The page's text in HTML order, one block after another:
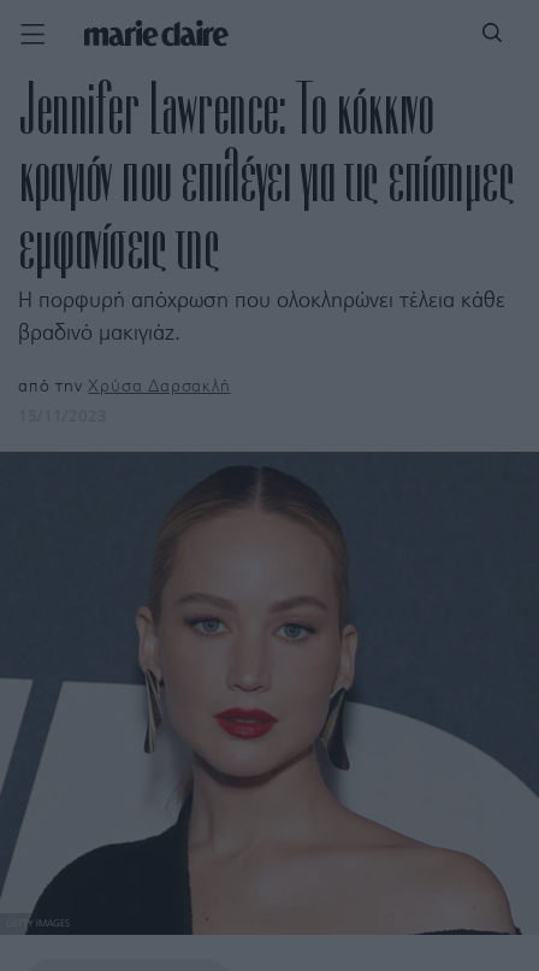
Jennifer Lawrence: Το κόκκινο
κραγιόν που επιλέγει για τις επίσημες
εμφανίσεις της
Η πορφυρή απόχρωση που ολοκληρώνει τέλεια κάθε
βραδινό μακιγιάζ.
από τηνΧρύσα Δαρσακλή
GETTY IMAGES